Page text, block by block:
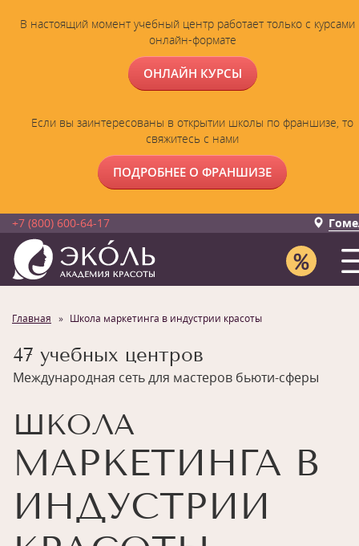
В настоящий момент учебный центр работает только с курсами
онлайн-формате
ОНЛАЙН КУРСЫ
Если вы заинтересованы в открытии школы по франшизе, то
свяжитесь с нами
ПОДРОБНЕЕ О ФРАНШИЗЕ
+7 (800) 600-64-17
Главная Школа маркетинга в индустрии красоты
47 учебных центров
Международная сеть для мастеров бьюти-сферы
ШКОЛА
МАРКЕТИНГА В
ИНДУСТРИИ